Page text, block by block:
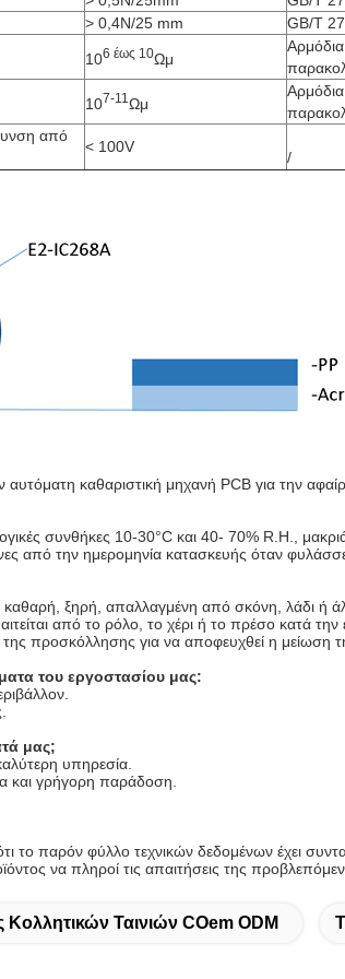
> 0,4N/25 mm
GB/T
106 έως 10Ωμ
Αρμόδια
107-11 Ωμ
Αρμόδια
από
< 100V
/
αυτόματη καθαριστική μηχανή PCB για την
συνθήκες 10-30°C και 40- 70% R.H.,
από την ημερομηνία κατασκευής όταν
καθαρή, ξηρή, απαλλαγμένη από σκόνη, λάδι ή
από το ρόλο, το χέρι ή το πρέσο κατά την
προσκόλλησης για να αποφευχθεί η μείωση
του εργοστασίου μας:
μας;
υπηρεσία.
και γρήγορη παράδοση.
το παρόν φύλλο τεχνικών δεδομένων έχει
να πληροί τις απαιτήσεις της
Κολλητικών Ταινιών COem ODM